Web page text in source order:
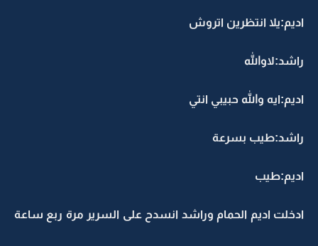
اديم:يلا انتظرين اتروش
راشد:لاوالله
اديم:ايه والله حبيبي انتي
راشد:طيب بسرعة
اديم:طيب
ادخلت اديم الحمام وراشد انسدح على السرير مرة ربع ساعة